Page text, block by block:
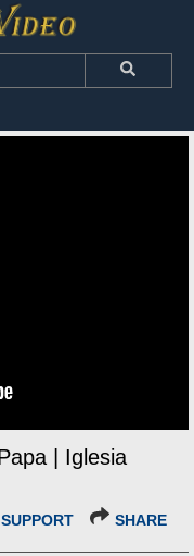
| Iglesia
SUPPORT SHARE